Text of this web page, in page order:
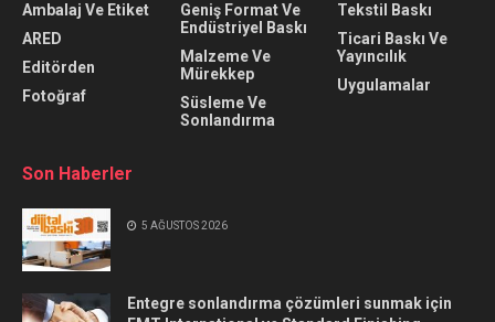
Ambalaj Ve Etiket
ARED
Editörden
Fotoğraf
Geniş Format Ve
Endüstriyel Baskı
Malzeme Ve
Mürekkep
Süsleme Ve
Sonlandırma
Tekstil Baskı
Ticari Baskı Ve
Yayıncılık
Uygulamalar
Son Haberler
5 AĞUSTOS 2026
Entegre sonlandırma çözümleri sunmak için